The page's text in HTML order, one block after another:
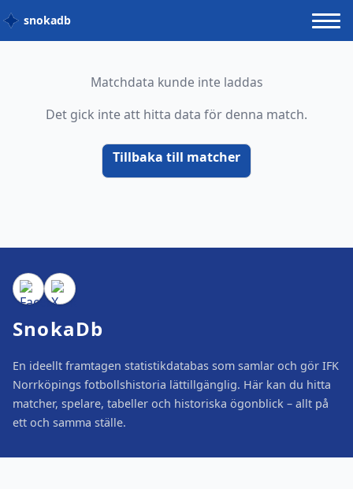
snokadb
Matchdata kunde inte laddas
Det gick inte att hitta data för denna match.
Tillbaka till matcher
SnokaDb
En ideellt framtagen statistikdatabas som samlar och gör IFK
Norrköpings fotbollshistoria lättillgänglig. Här kan du hitta
matcher, spelare, tabeller och historiska ögonblick – allt på
ett och samma ställe.